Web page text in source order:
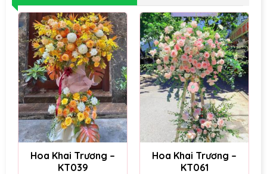
Hoa Khai Trương –
KT039
Hoa Khai Trương –
KT061